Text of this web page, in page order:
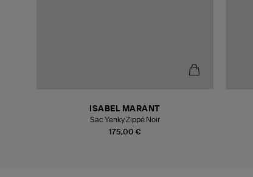
175,00 €
ISABEL MARANT
Sac Yenky Zippé Noir